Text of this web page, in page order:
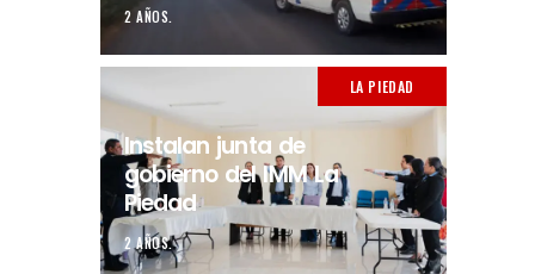
2 AÑOS.
LA PIEDAD
Instalan junta de
gobierno del IMM La
Piedad
2 AÑOS.